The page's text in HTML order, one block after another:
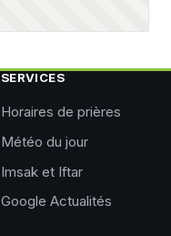
SERVICES
Horaires de prières
Météo du jour
Imsak et Iftar
Google Actualités